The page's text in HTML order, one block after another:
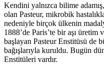
Kendini yalnızca bilime
olan Pasteur, mikrobik
nedeniyle birçok ülkenin
1888’de Paris’te bir aşı üretim
başlayan Pasteur Enstitüsü de
bağışlarıyla kuruldu. Bugün
Enstitüleri vardır.